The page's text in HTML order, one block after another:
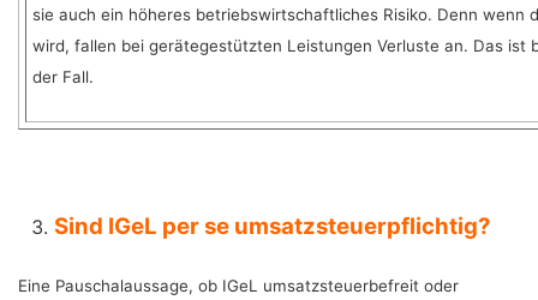
sie auch ein höheres betriebswirtschaftliches Risiko. Denn wenn
wird, fallen bei gerätegestützten Leistungen Verluste an. Das ist
der Fall.
Sind IGeL per se umsatzsteuerpflichtig?
Eine Pauschalaussage, ob IGeL umsatzsteuerbefreit oder